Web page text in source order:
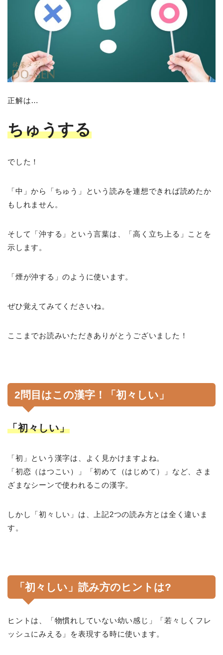
正解は…
ちゅうする
でした！
「中」から「ちゅう」という読みを連想できれば読めたか
もしれません。
そして「沖する」という言葉は、「高く立ち上る」ことを
示します。
「煙が沖する」のように使います。
ぜひ覚えてみてくださいね。
ここまでお読みいただきありがとうございました！
2問目はこの漢字！「初々しい」
「初々しい」
「初」という漢字は、よく見かけますよね。
「初恋（はつこい）」「初めて（はじめて）」など、さま
ざまなシーンで使われるこの漢字。
しかし「初々しい」は、上記2つの読み方とは全く違いま
す。
「初々しい」読み方のヒントは?
ヒントは、「物慣れしていない幼い感じ」「若々しくフレ
ッシュにみえる」を表現する時に使います。